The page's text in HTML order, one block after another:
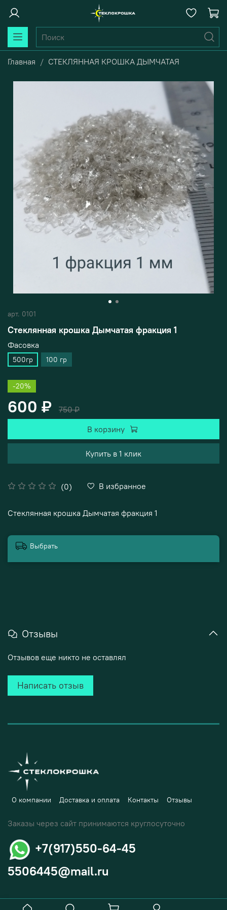
Главная СТЕКЛЯННАЯ КРОШКА ДЫМЧАТАЯ
арт. 0101
Стеклянная крошка Дымчатая фракция 1
(0) В избранное
Фасовка
500гр 100 гр
-20%
600 ₽
750 ₽
В корзину
Купить в 1 клик
Стеклянная крошка Дымчатая фракция 1
Выбрать
Отзывы
Отзывов еще никто не оставлял
Написать отзыв
О компании Доставка и оплата Контакты Отзывы
Заказы через сайт принимаются круглосуточно
+7(917)550-64-45
5506445@mail.ru